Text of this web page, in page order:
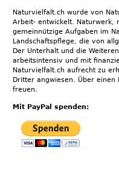
Naturvielfalt.ch wurde von
Arbeit- entwickelt. Naturwerk,
gemeinnützige Aufgaben im
Landschaftspflege, die von
Der Unterhalt und die
arbeitsintensiv und mit
Naturvielfalt.ch aufrecht zu
Dritter angwiesen. Über
freuen.
Mit PayPal spenden: